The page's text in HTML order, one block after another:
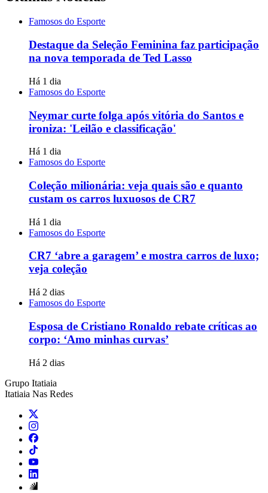
Famosos do Esporte
Destaque da Seleção Feminina faz participação
na nova temporada de Ted Lasso
Há 1 dia
Famosos do Esporte
Neymar curte folga após vitória do Santos e
ironiza: 'Leilão e classificação'
Há 1 dia
Famosos do Esporte
Coleção milionária: veja quais são e quanto
custam os carros luxuosos de CR7
Há 1 dia
Famosos do Esporte
CR7 ‘abre a garagem’ e mostra carros de luxo;
veja coleção
Há 2 dias
Famosos do Esporte
Esposa de Cristiano Ronaldo rebate críticas ao
corpo: ‘Amo minhas curvas’
Há 2 dias
Grupo Itatiaia
Itatiaia Nas Redes